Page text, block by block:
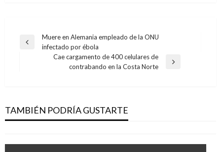
Navegación
Entrada
Muere en Alemania empleado de la ONU
infectado por ébola
Cae cargamento de 400 celulares de
contrabando en la Costa Norte
TAMBIÉN PODRÍA GUSTARTE
alta
Andres Felipe Gama domingo junio 18, 2017